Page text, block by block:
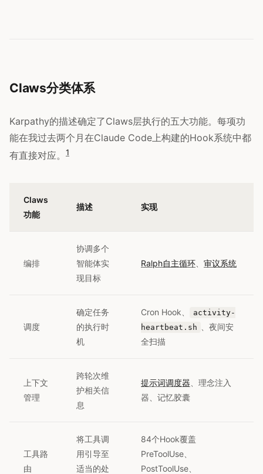
Claws分类体系
Karpathy的描述确定了Claws层执行的五大功能。每项功
能在我过去两个月在Claude Code上构建的Hook系统中都
有直接对应。
1
Claws
功能
描述 实现
编排
协调多个
智能体实
现目标
Ralph自主循环 审议系统
调度
确定任务
的执行时
机
Cron Hook、
activity-
heartbeat.sh
、夜间安
全扫描
上下文
管理
跨轮次维
护相关信
息
提示词调度器 、理念注入
器、记忆胶囊
工具路
由
将工具调
用引导至
适当的处
84个Hook覆盖
PreToolUse、
PostToolUse、